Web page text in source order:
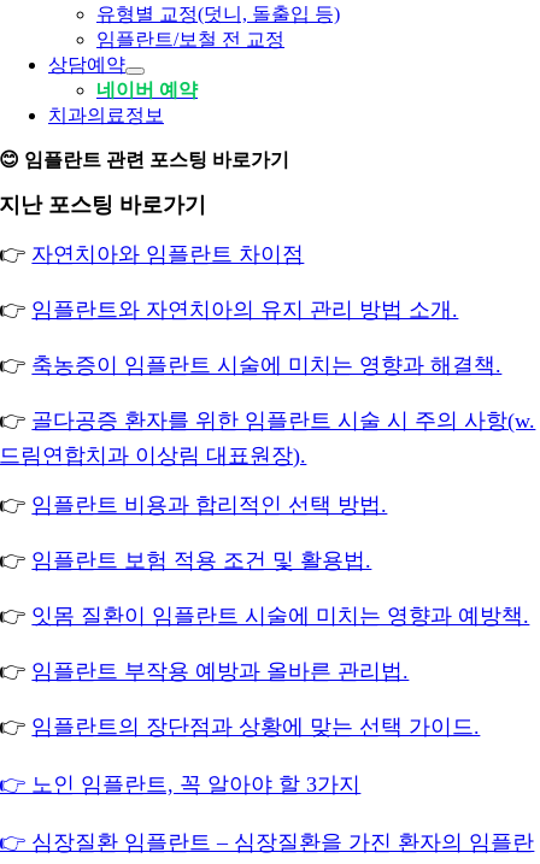
유형별 교정(덧니, 돌출입 등)
임플란트/보철 전 교정
상담예약
네이버 예약
치과의료정보
😊 임플란트 관련 포스팅 바로가기
지난 포스팅 바로가기
👉 자연치아와 임플란트 차이점
👉 임플란트와 자연치아의 유지 관리 방법 소개.
👉 축농증이 임플란트 시술에 미치는 영향과 해결책.
👉 골다공증 환자를 위한 임플란트 시술 시 주의 사항(w.
드림연합치과 이상림 대표원장).
👉 임플란트 비용과 합리적인 선택 방법.
👉 임플란트 보험 적용 조건 및 활용법.
👉 잇몸 질환이 임플란트 시술에 미치는 영향과 예방책.
👉 임플란트 부작용 예방과 올바른 관리법.
👉 임플란트의 장단점과 상황에 맞는 선택 가이드.
👉 노인 임플란트, 꼭 알아야 할 3가지
👉 심장질환 임플란트 – 심장질환을 가진 환자의 임플란